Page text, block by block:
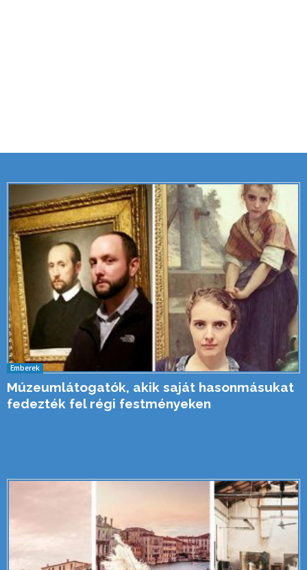
Emberek
Múzeumlátogatók, akik saját hasonmásukat
fedezték fel régi festményeken